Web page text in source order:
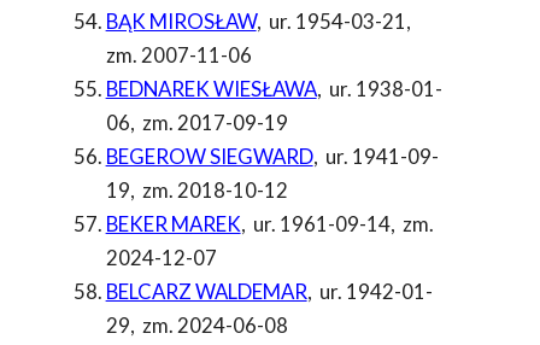
BĄK MIROSŁAW, ur. 1954-03-21,
zm. 2007-11-06
BEDNAREK WIESŁAWA, ur. 1938-01-
06, zm. 2017-09-19
BEGEROW SIEGWARD, ur. 1941-09-
19, zm. 2018-10-12
BEKER MAREK, ur. 1961-09-14, zm.
2024-12-07
BELCARZ WALDEMAR, ur. 1942-01-
29, zm. 2024-06-08